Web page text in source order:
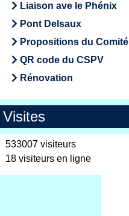
Liaison ave le Phénix
Pont Delsaux
Propositions du Comité
QR code du CSPV
Rénovation
Visites
533007 visiteurs
18 visiteurs en ligne